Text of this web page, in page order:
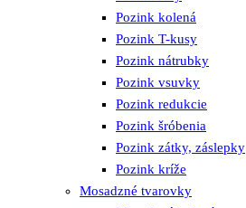
Pozink kolená
Pozink T-kusy
Pozink nátrubky
Pozink vsuvky
Pozink redukcie
Pozink šróbenia
Pozink zátky, záslepky
Pozink kríže
Mosadzné tvarovky